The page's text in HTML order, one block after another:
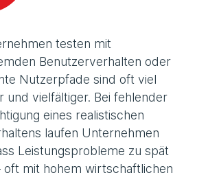
testen mit
Benutzerverhalten oder
Nutzerpfade sind oft viel
und vielfältiger. Bei fehlender
eines realistischen
laufen Unternehmen
Leistungsprobleme zu spät
oft mit hohem wirtschaftlichen